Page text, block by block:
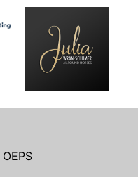
OEPS